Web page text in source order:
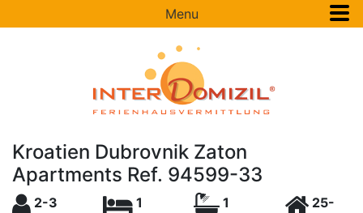
Menu
Kroatien Dubrovnik Zaton
Apartments Ref. 94599-33
2-3 1 1
25-